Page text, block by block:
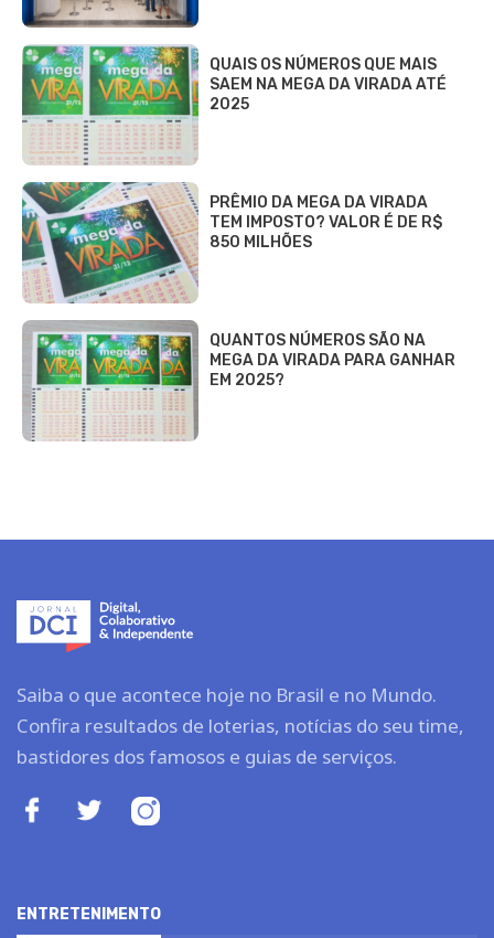
QUAIS OS NÚMEROS QUE MAIS
SAEM NA MEGA DA VIRADA ATÉ
2025
PRÊMIO DA MEGA DA VIRADA
TEM IMPOSTO? VALOR É DE R$
850 MILHÕES
QUANTOS NÚMEROS SÃO NA
MEGA DA VIRADA PARA GANHAR
EM 2025?
Saiba o que acontece hoje no Brasil e no Mundo.
Confira resultados de loterias, notícias do seu time,
bastidores dos famosos e guias de serviços.
ENTRETENIMENTO